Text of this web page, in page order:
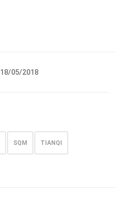
18/05/2018
SQM TIANQI